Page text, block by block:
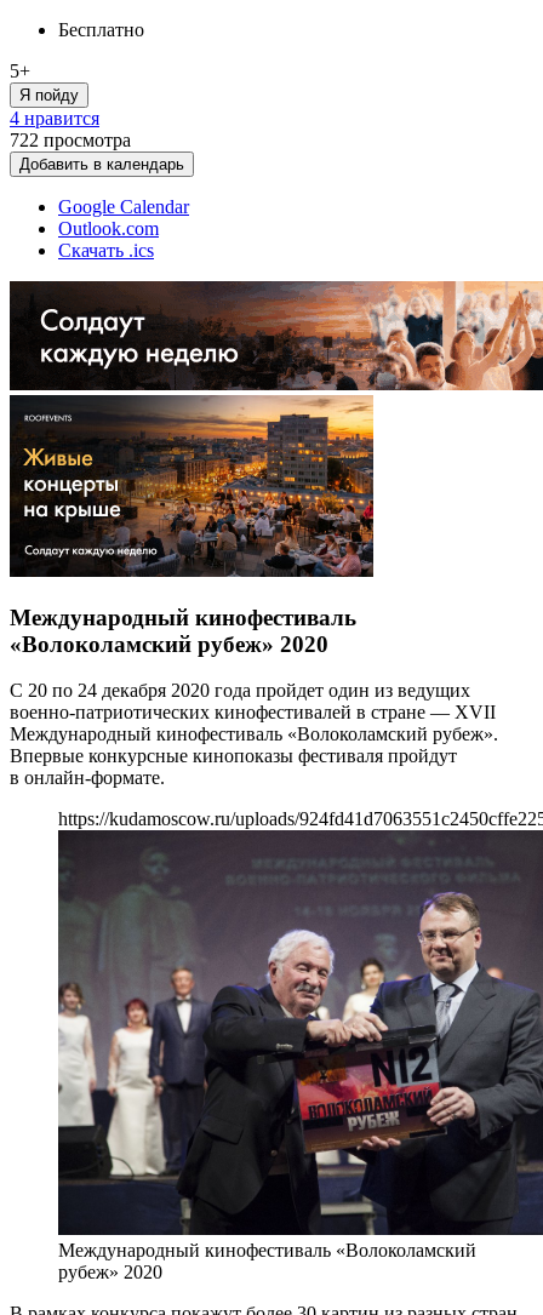
Бесплатно
5+
Я пойду
4 нравится
722 просмотра
Добавить в календарь
Google Calendar
Outlook.com
Скачать .ics
Международный кинофестиваль
«Волоколамский рубеж» 2020
С 20 по 24 декабря 2020 года пройдет один из ведущих
военно-патриотических кинофестивалей в стране — ХVII
Международный кинофестиваль «Волоколамский рубеж».
Впервые конкурсные кинопоказы фестиваля пройдут
в онлайн-формате.
https://kudamoscow.ru/uploads/
Международный кинофестиваль «Волоколамский
рубеж» 2020